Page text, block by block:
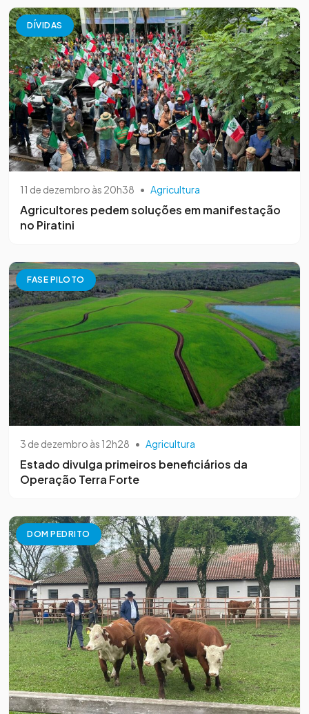
DÍVIDAS
11 de dezembro às 20h38 • Agricultura
Agricultores pedem soluções em manifestação
no Piratini
FASE PILOTO
3 de dezembro às 12h28 • Agricultura
Estado divulga primeiros beneficiários da
Operação Terra Forte
DOM PEDRITO